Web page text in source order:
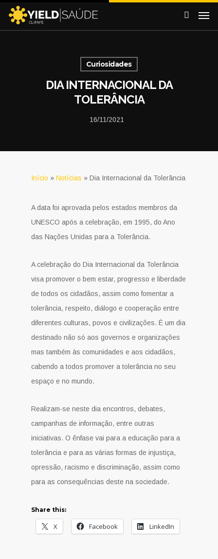
Curiosidades
DIA INTERNACIONAL DA
TOLERÂNCIA
16/11/2021
Início » Notícias » Dia Internacional da Tolerância
A data foi aprovada pelos estados membros da
UNESCO após a celebração, em 1995, do Ano
das Nações Unidas para a Tolerância.
A celebração do Dia Internacional da Tolerância
visa promover o bem estar, progresso e liberdade
de todos os cidadãos, assim como fomentar a
tolerância, respeito, diálogo e cooperação entre
diferentes culturas, povos e civilizações. É um dia
destinado não só aos governos e organizações
mas também às comunidades e aos cidadãos,
cabendo a todos promover a tolerância no seu
espaço e no mundo.
Realizam-se neste dia encontros, debates,
campanhas de informação, entre outras
iniciativas. O ênfase vai para a educação para a
tolerância e para as várias formas de injustiça,
opressão, racismo e discriminação, assim como
para as consequências deste na sociedade.
Share this:
X Facebook LinkedIn